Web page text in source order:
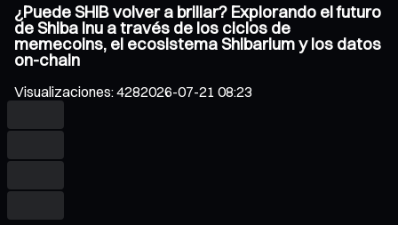
¿Puede SHIB volver a brillar? Explorando el futuro
de Shiba Inu a través de los ciclos de
memecoins, el ecosistema Shibarium y los datos
on-chain
Visualizaciones:4282026-07-21 08:23